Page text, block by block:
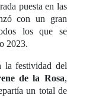
puesta en las
con un gran
los que se
2023.
la festividad del
de la Rosa,
un total de